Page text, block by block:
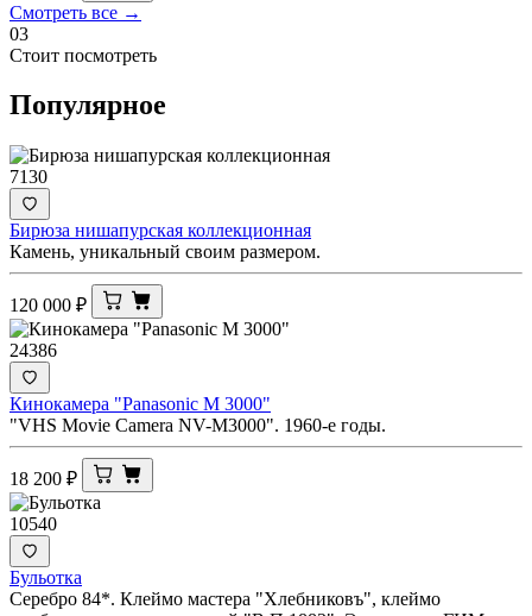
Смотреть все →
03
Стоит посмотреть
Популярное
7130
Бирюза нишапурская коллекционная
Камень, уникальный своим размером.
120 000 ₽
24386
Кинокамера "Panasonic M 3000"
"VHS Movie Camera NV-M3000". 1960-е годы.
18 200 ₽
10540
Бульотка
Серебро 84*. Клеймо мастера "Хлебниковъ", клеймо